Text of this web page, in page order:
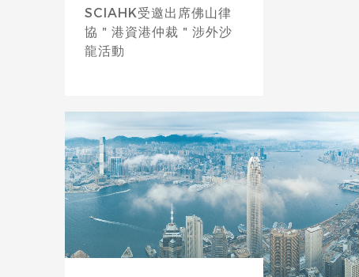
SCIAHK受邀出席佛山律
協＂港資港仲裁＂涉外沙
龍活動